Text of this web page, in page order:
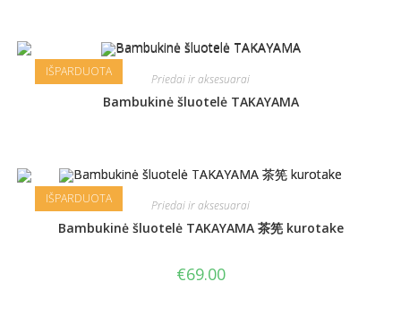
IŠPARDUOTA Priedai ir aksesuarai
Bambukinė šluotelė TAKAYAMA
IŠPARDUOTA Priedai ir aksesuarai
Bambukinė šluotelė TAKAYAMA 茶筅 kurotake
€69.00